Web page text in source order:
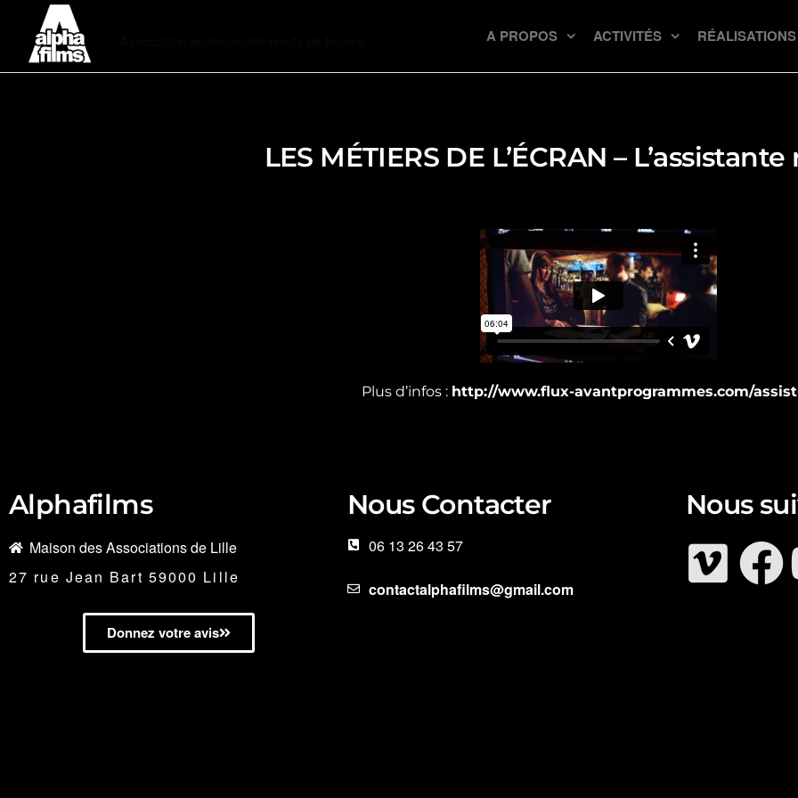
A PROPOS ACTIVITÉS RÉALISATIONS
LES MÉTIERS DE L’ÉCRAN –
Plus d’infos : http://www.flux-avantprogrammes.com/
Alphafilms
Maison des Associations de Lille
27 rue Jean Bart 59000 Lille
Donnez votre avis
Nous Contacter
06 13 26 43 57
contactalphafilms@gmail.com
Nous